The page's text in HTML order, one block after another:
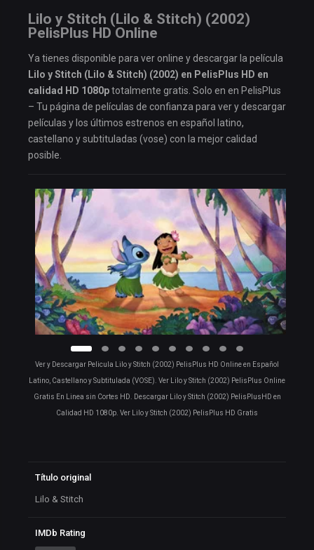
Lilo y Stitch (Lilo & Stitch) (2002)
PelisPlus HD Online
Ya tienes disponible para ver online y descargar la película
Lilo y Stitch (Lilo & Stitch) (2002) en PelisPlus HD en
calidad HD 1080ptotalmente gratis. Solo en en PelisPlus
– Tu página de películas de confianza para ver y descargar
películas y los últimos estrenos en español latino,
castellano y subtituladas (vose) con la mejor calidad
posible.
Ver y Descargar Pelicula Lilo y Stitch (2002) PelisPlus HD Online en Español
Latino, Castellano y Subtitulada (VOSE). Ver Lilo y Stitch (2002) PelisPlus Online
Gratis En Linea sin Cortes HD. Descargar Lilo y Stitch (2002) PelisPlusHD en
Calidad HD 1080p. Ver Lilo y Stitch (2002) PelisPlus HD Gratis
Título original
Lilo & Stitch
IMDb Rating